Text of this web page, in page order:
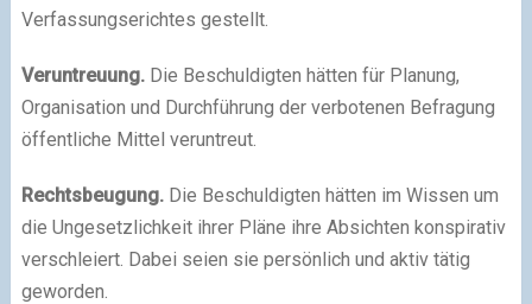
Verfassungserichtes gestellt.
Veruntreuung.Die Beschuldigten hätten für Planung,
Organisation und Durchführung der verbotenen Befragung
öffentliche Mittel veruntreut.
Rechtsbeugung.Die Beschuldigten hätten im Wissen um
die Ungesetzlichkeit ihrer Pläne ihre Absichten konspirativ
verschleiert. Dabei seien sie persönlich und aktiv tätig
geworden.